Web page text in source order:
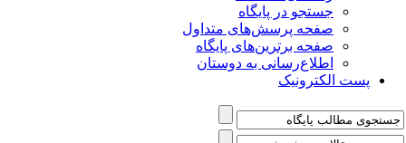
جستجو در پایگاه
صفحه پرسش‌های متداول
صفحه برترین‌های پایگاه
اطلاع‌رسانی به دوستان
پست الکترونیک